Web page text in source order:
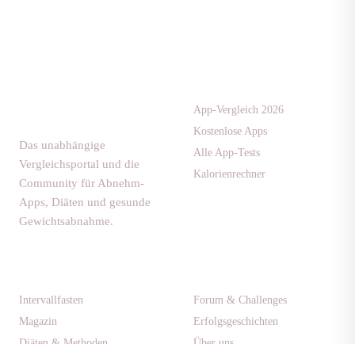
Das unabhängige
Vergleichsportal und die
Community für Abnehm-
Apps, Diäten und gesunde
Gewichtsabnahme.
App-Vergleich 2026
Kostenlose Apps
Alle App-Tests
Kalorienrechner
Intervallfasten
Magazin
Forum & Challenges
Erfolgsgeschichten